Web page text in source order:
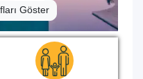
Göster